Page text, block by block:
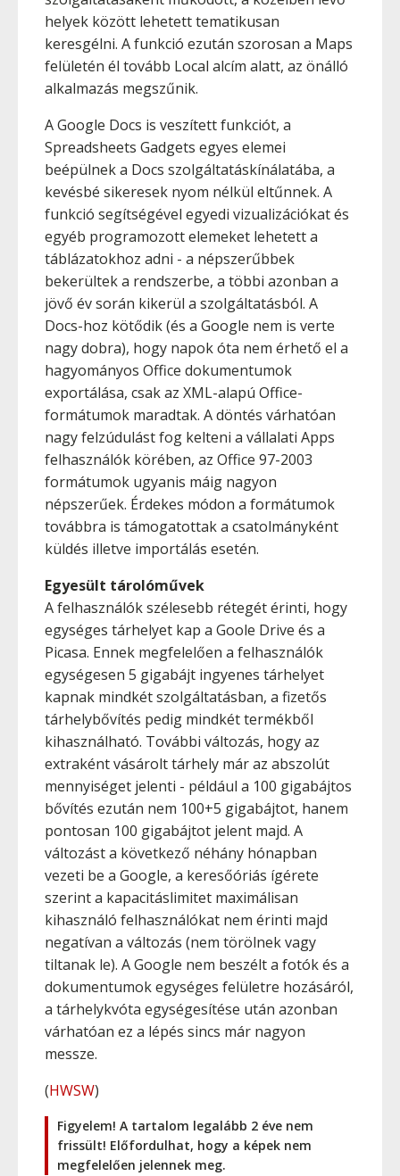
helyek között lehetett tematikusan
keresgélni. A funkció ezután szorosan a Maps
felületén él tovább Local alcím alatt, az önálló
alkalmazás megszűnik.
A Google Docs is veszített funkciót, a
Spreadsheets Gadgets egyes elemei
beépülnek a Docs szolgáltatáskínálatába, a
kevésbé sikeresek nyom nélkül eltűnnek. A
funkció segítségével egyedi vizualizációkat és
egyéb programozott elemeket lehetett a
táblázatokhoz adni - a népszerűbbek
bekerültek a rendszerbe, a többi azonban a
jövő év során kikerül a szolgáltatásból. A
Docs-hoz kötődik (és a Google nem is verte
nagy dobra), hogy napok óta nem érhető el a
hagyományos Office dokumentumok
exportálása, csak az XML-alapú Office-
formátumok maradtak. A döntés várhatóan
nagy felzúdulást fog kelteni a vállalati Apps
felhasználók körében, az Office 97-2003
formátumok ugyanis máig nagyon
népszerűek. Érdekes módon a formátumok
továbbra is támogatottak a csatolmányként
küldés illetve importálás esetén.
Egyesült tárolóművek
A felhasználók szélesebb rétegét érinti, hogy
egységes tárhelyet kap a Goole Drive és a
Picasa. Ennek megfelelően a felhasználók
egységesen 5 gigabájt ingyenes tárhelyet
kapnak mindkét szolgáltatásban, a fizetős
tárhelybővítés pedig mindkét termékből
kihasználható. További változás, hogy az
extraként vásárolt tárhely már az abszolút
mennyiséget jelenti - például a 100 gigabájtos
bővítés ezután nem 100+5 gigabájtot, hanem
pontosan 100 gigabájtot jelent majd. A
változást a következő néhány hónapban
vezeti be a Google, a keresőóriás ígérete
szerint a kapacitáslimitet maximálisan
kihasználó felhasználókat nem érinti majd
negatívan a változás (nem törölnek vagy
tiltanak le). A Google nem beszélt a fotók és a
dokumentumok egységes felületre hozásáról,
a tárhelykvóta egységesítése után azonban
várhatóan ez a lépés sincs már nagyon
messze.
(HWSW)
Figyelem! A tartalom legalább 2 éve nem
frissült! Előfordulhat, hogy a képek nem
megfelelően jelennek meg.